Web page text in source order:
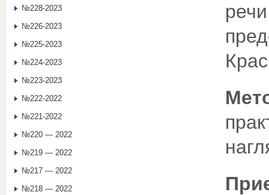
№228-2023
№226-2023
№225-2023
№224-2023
№223-2023
№222-2022
№221-2022
№220 — 2022
№219 — 2022
№217 — 2022
№218 — 2022